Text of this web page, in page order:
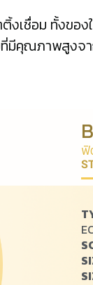
ชื่อม ทั้งของ
มีคุณภาพสูงจา
ฟิ